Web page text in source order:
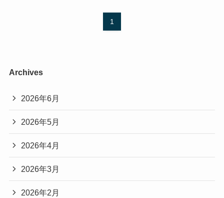
1
Archives
2026年6月
2026年5月
2026年4月
2026年3月
2026年2月